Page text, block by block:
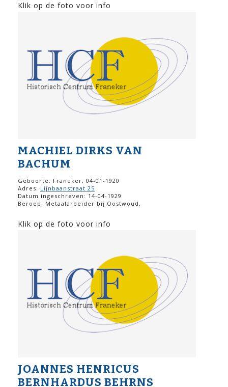
Klik op de foto voor info
MACHIEL DIRKS VAN
BACHUM
Geboorte: Franeker, 04-01-1920
Adres: Lijnbaanstraat 25
Datum ingeschreven: 14-04-1929
Beroep: Metaalarbeider bij Oostwoud.
Klik op de foto voor info
JOANNES HENRICUS
BERNHARDUS BEHRNS